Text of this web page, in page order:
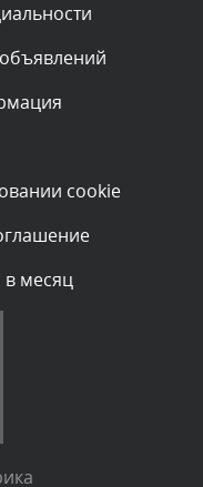
проверки
проверки
cookie
в месяц